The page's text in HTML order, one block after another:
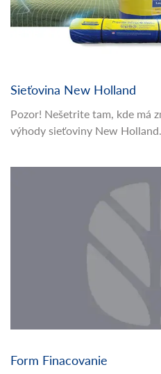
Sieťovina New Holland
Pozor! Nešetrite tam, kde má
výhody sieťoviny New Holland.
Form Finacovanie